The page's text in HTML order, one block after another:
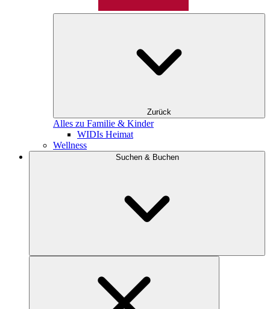
Zurück
Alles zu Familie & Kinder
WIDIs Heimat
Wellness
Suchen & Buchen